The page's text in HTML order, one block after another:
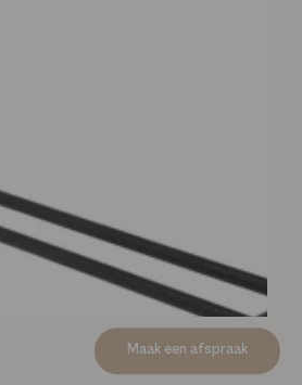
Maak een afspraak